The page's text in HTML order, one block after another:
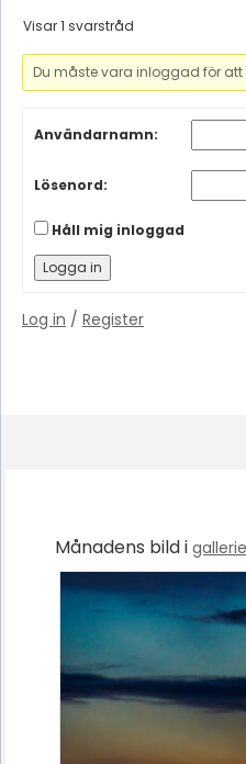
Visar 1 svarstråd
Du måste vara inloggad för
Användarnamn:
Lösenord:
Håll mig inloggad
Logga in
Log in / Register
Månadens bild i